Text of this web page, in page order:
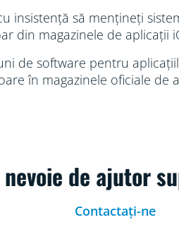
insistență să mențineți
din magazinele de aplicații
de software pentru
în magazinele oficiale de
de ajutor
Contactați-ne